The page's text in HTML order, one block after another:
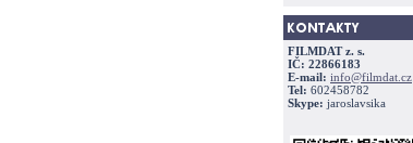
FILMDAT z. s.
IČ: 22866183
E-mail: info@filmdat.cz
Tel: 602458782
Skype: jaroslavsika